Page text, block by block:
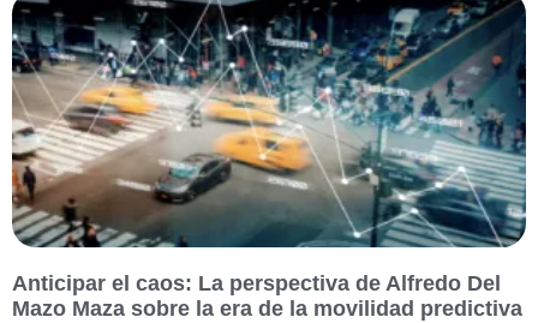
Anticipar el caos: La perspectiva de Alfredo Del
Mazo Maza sobre la era de la movilidad predictiva